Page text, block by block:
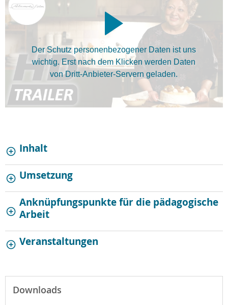
Der Schutz personenbezogener Daten ist uns
wichtig. Erst nach dem Klicken werden Daten
von Dritt-Anbieter-Servern geladen.
Inhalt
Umsetzung
Anknüpfungspunkte für die pädagogische
Arbeit
Veranstaltungen
Downloads